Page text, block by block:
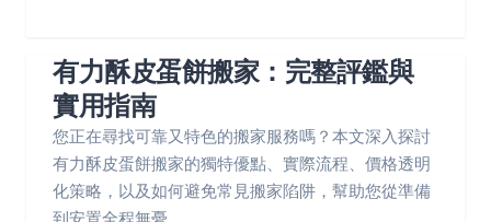
有力酥皮蛋餅搬家：完整評鑑與
實用指南
您正在尋找可靠又特色的搬家服務嗎？本文深入探討
有力酥皮蛋餅搬家的獨特優點、實際流程、價格透明
化策略，以及如何避免常見搬家陷阱，幫助您從準備